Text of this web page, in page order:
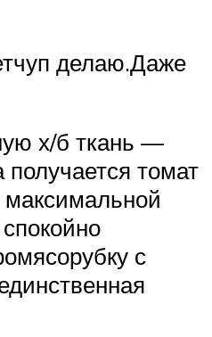
делаю.Даже
х/б ткань —
томат
с